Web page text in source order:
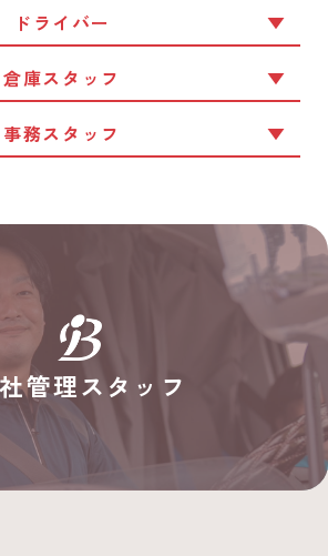
ドライバー
倉庫スタッフ
事務スタッフ
管理スタッフ